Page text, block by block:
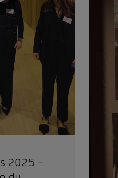
2025 –